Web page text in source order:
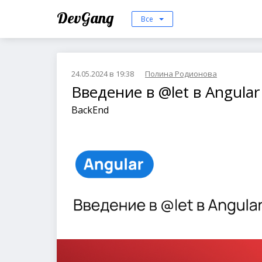
DevGang Все
24.05.2024 в 19:38 Полина Родионова
Введение в @let в
BackEnd